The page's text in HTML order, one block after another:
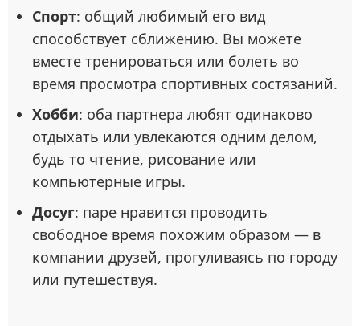
Спорт: общий любимый его вид
способствует сближению. Вы можете
вместе тренироваться или болеть во
время просмотра спортивных состязаний.
Хобби: оба партнера любят одинаково
отдыхать или увлекаются одним делом,
будь то чтение, рисование или
компьютерные игры.
Досуг: паре нравится проводить
свободное время похожим образом — в
компании друзей, прогуливаясь по городу
или путешествуя.